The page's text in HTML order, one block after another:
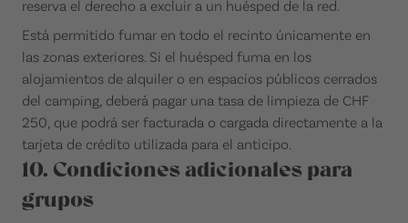
reserva el derecho a excluir a un huésped de la red.
Está permitido fumar en todo el recinto únicamente en
las zonas exteriores. Si el huésped fuma en los
alojamientos de alquiler o en espacios públicos cerrados
del camping, deberá pagar una tasa de limpieza de CHF
250, que podrá ser facturada o cargada directamente a la
tarjeta de crédito utilizada para el anticipo.
10. Condiciones adicionales para
grupos